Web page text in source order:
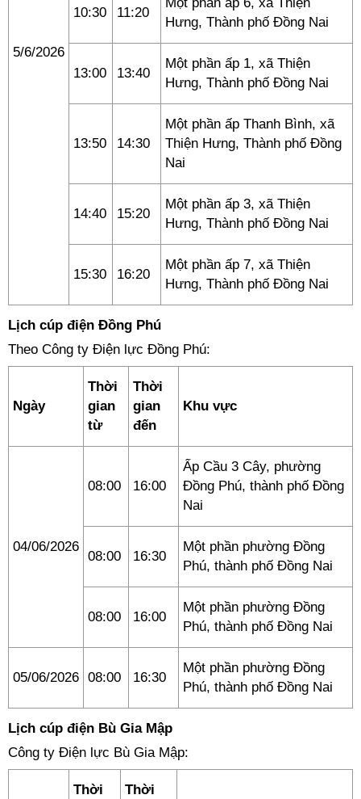
5/6/2026
10:30 11:20
Hưng, Thành phố Đồng Nai
13:00 13:40
Một phần ấp 1, xã Thiện
Hưng, Thành phố Đồng Nai
13:50 14:30
Một phần ấp Thanh Bình, xã
Thiện Hưng, Thành phố Đồng
Nai
14:40 15:20
Một phần ấp 3, xã Thiện
Hưng, Thành phố Đồng Nai
15:30 16:20
Một phần ấp 7, xã Thiện
Hưng, Thành phố Đồng Nai
Lịch cúp điện Đồng Phú
Theo Công ty Điện lực Đồng Phú:
Ngày
Thời
gian
từ
Thời
gian
đến
Khu vực
04/06/2026
08:00 16:00
Ấp Cầu 3 Cây, phường
Đồng Phú, thành phố Đồng
Nai
08:00 16:30
Một phần phường Đồng
Phú, thành phố Đồng Nai
08:00 16:00
Một phần phường Đồng
Phú, thành phố Đồng Nai
05/06/2026 08:00 16:30
Một phần phường Đồng
Phú, thành phố Đồng Nai
Lịch cúp điện Bù Gia Mập
Công ty Điện lực Bù Gia Mập:
Thời
Thời